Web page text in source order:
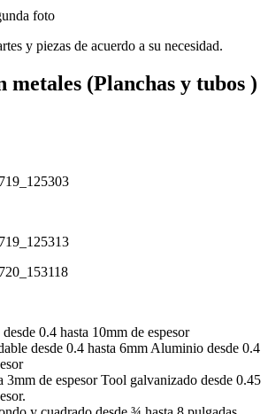
y piezas de acuerdo a su necesidad.
metales (Planchas y tubos )
0.4 hasta 10mm de espesor
desde 0.4 hasta 6mm Aluminio desde 0.4
3mm de espesor Tool galvanizado desde 0.45